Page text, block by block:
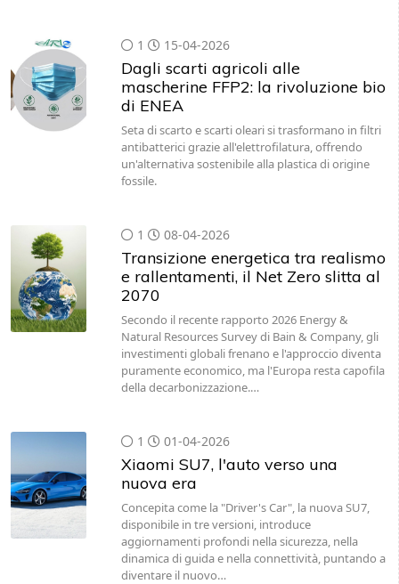
1 15-04-2026
Dagli scarti agricoli alle
mascherine FFP2: la rivoluzione bio
di ENEA
Seta di scarto e scarti oleari si trasformano in filtri
antibatterici grazie all'elettrofilatura, offrendo
un'alternativa sostenibile alla plastica di origine
fossile.
1 08-04-2026
Transizione energetica tra realismo
e rallentamenti, il Net Zero slitta al
2070
Secondo il recente rapporto 2026 Energy &
Natural Resources Survey di Bain & Company, gli
investimenti globali frenano e l'approccio diventa
puramente economico, ma l'Europa resta capofila
della decarbonizzazione.…
1 01-04-2026
Xiaomi SU7, l'auto verso una
nuova era
Concepita come la "Driver's Car", la nuova SU7,
disponibile in tre versioni, introduce
aggiornamenti profondi nella sicurezza, nella
dinamica di guida e nella connettività, puntando a
diventare il nuovo…